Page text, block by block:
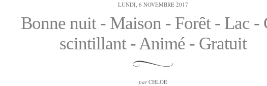
LUNDI, 6 NOVEMBRE 2017
Bonne nuit - Maison - Forêt - Lac -
scintillant - Animé - Gratuit
parCHLOÉ